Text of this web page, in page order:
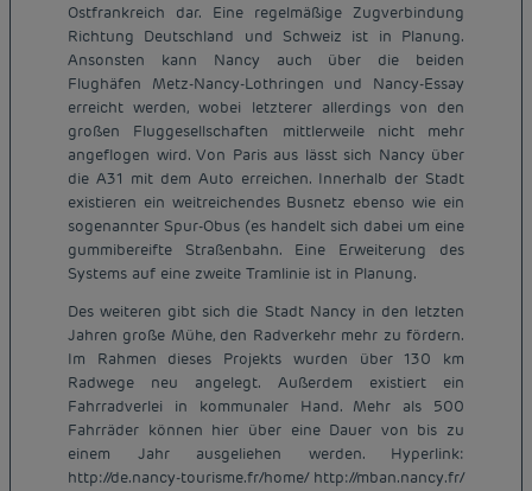
Ostfrankreich dar. Eine regelmäßige Zugverbindung
Richtung Deutschland und Schweiz ist in Planung.
Ansonsten kann Nancy auch über die beiden
Flughäfen Metz-Nancy-Lothringen und Nancy-Essay
erreicht werden, wobei letzterer allerdings von den
großen Fluggesellschaften mittlerweile nicht mehr
angeflogen wird. Von Paris aus lässt sich Nancy über
die A31 mit dem Auto erreichen. Innerhalb der Stadt
existieren ein weitreichendes Busnetz ebenso wie ein
sogenannter Spur-Obus (es handelt sich dabei um eine
gummibereifte Straßenbahn. Eine Erweiterung des
Systems auf eine zweite Tramlinie ist in Planung.
Des weiteren gibt sich die Stadt Nancy in den letzten
Jahren große Mühe, den Radverkehr mehr zu fördern.
Im Rahmen dieses Projekts wurden über 130 km
Radwege neu angelegt. Außerdem existiert ein
Fahrradverlei in kommunaler Hand. Mehr als 500
Fahrräder können hier über eine Dauer von bis zu
einem Jahr ausgeliehen werden. Hyperlink:
http://de.nancy-tourisme.fr/home/ http://mban.nancy.fr/
Günstige Hotels Paris
Günstige Hotels Hannover
Impressum